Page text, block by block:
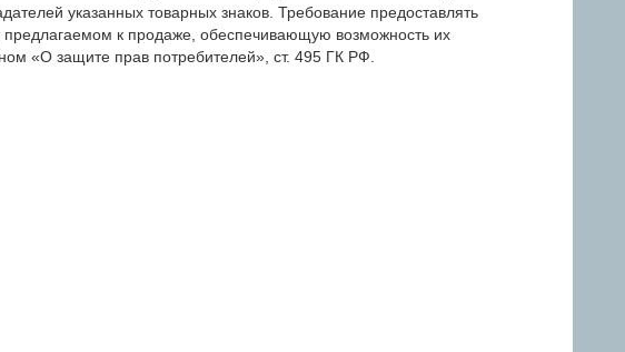
указанных товарных знаков. Требование предоставлять
к продаже, обеспечивающую возможность их
«О защите прав потребителей», ст. 495 ГК РФ.